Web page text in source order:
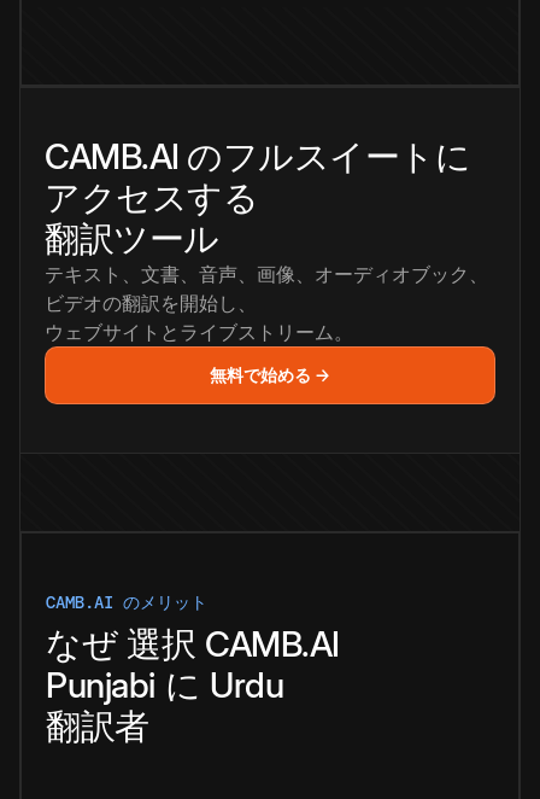
CAMB.AI のフルスイートに
アクセスする
翻訳ツール
テキスト、文書、音声、画像、オーディオブック、
ビデオの翻訳を開始し、
ウェブサイトとライブストリーム。
無料で始める →
CAMB.AI のメリット
なぜ 選択 CAMB.AI
Punjabi に Urdu
翻訳者